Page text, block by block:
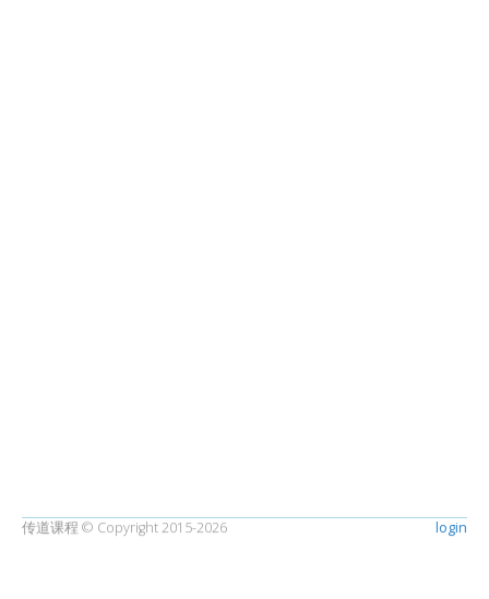
传道课程 © Copyright 2015-2026 login